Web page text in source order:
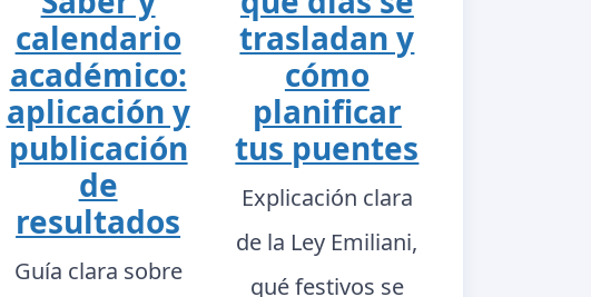
calendario
académico:
aplicación y
publicación
de
resultados
Guía clara sobre
trasladan y
cómo
planificar
tus puentes
Explicación clara
de la Ley Emiliani,
qué festivos se